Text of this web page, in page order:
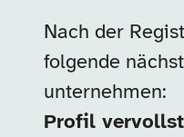
Nach der
folgende
unternehmen:
Profil